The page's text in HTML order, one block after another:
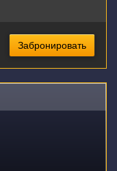
Забронировать